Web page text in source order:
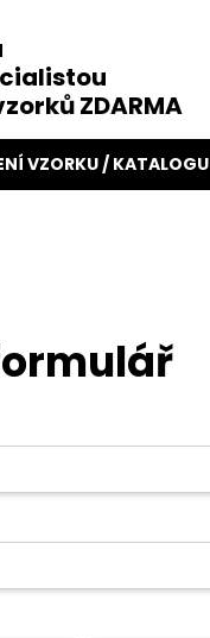
ZDARMA
VZORKU / KATALOGU